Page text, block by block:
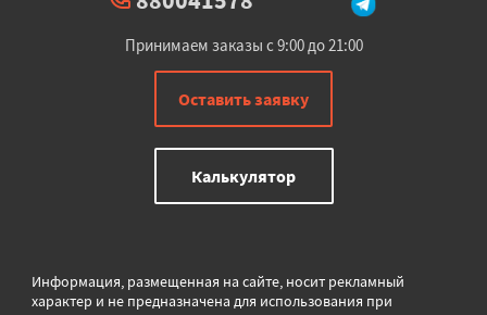
Принимаем заказы с 9:00 до 21:00
Оставить заявку
Калькулятор
Информация, размещенная на сайте, носит рекламный
характер и не предназначена для использования при